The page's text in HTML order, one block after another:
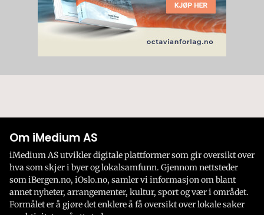
Om iMedium AS
iMedium AS utvikler digitale plattformer som gir oversikt over
hva som skjer i byer og lokalsamfunn. Gjennom nettsteder
som iBergen.no, iOslo.no, samler vi informasjon om blant
annet nyheter, arrangementer, kultur, sport og vær i området.
Formålet er å gjøre det enklere å få oversikt over lokale saker